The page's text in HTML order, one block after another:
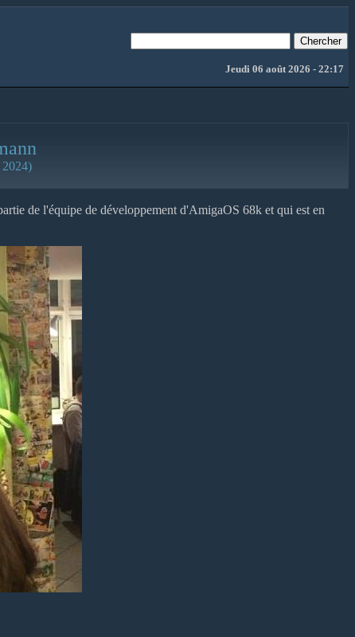
Jeudi 06 août 2026 - 22:17
de l'équipe de développement d'AmigaOS 68k et qui est en